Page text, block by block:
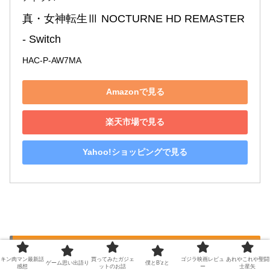
真・女神転生Ⅲ NOCTURNE HD REMASTER
- Switch
HAC-P-AW7MA
Amazonで見る
楽天市場で見る
Yahoo!ショッピングで見る
⚫︎今回のまとめ
キン肉マン最新話
感想
ゲーム思い出語り
買ってみたガジェ
ットのお話
僕とB’zと
ゴジラ映画レビュ
ー
あれやこれや聖闘
士星矢